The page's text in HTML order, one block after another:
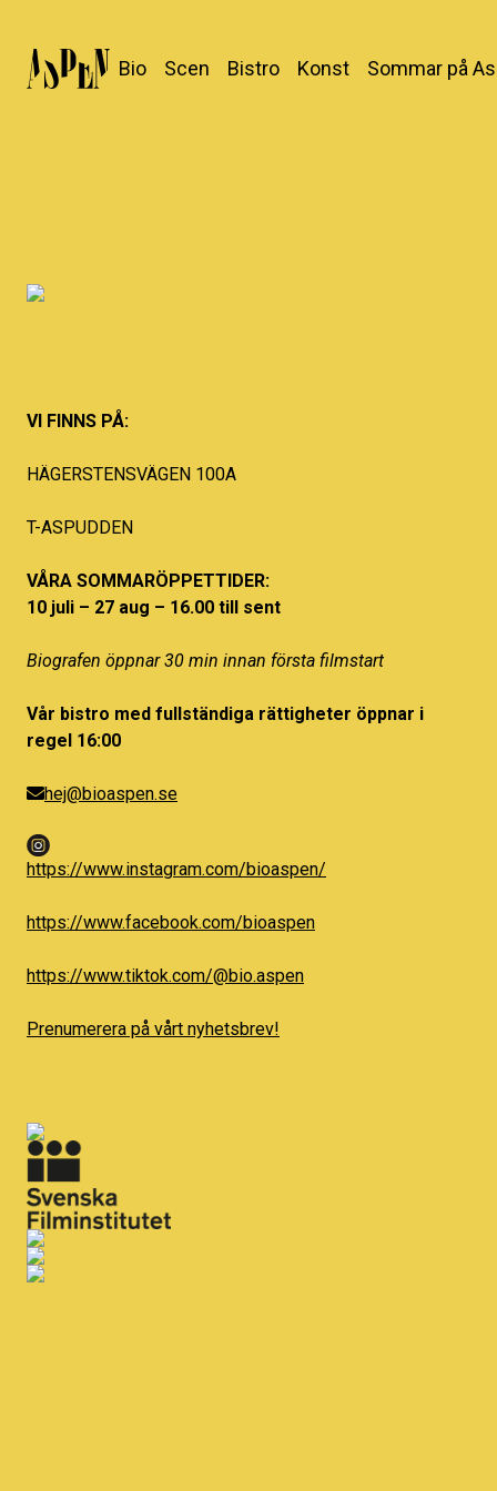
Bio Scen Bistro Konst Sommar på
VI FINNS PÅ:
HÄGERSTENSVÄGEN 100A
T-ASPUDDEN
VÅRA SOMMARÖPPETTIDER:
10 juli – 27 aug – 16.00 till sent
Biografen öppnar 30 min innan första filmstart
Vår bistro med fullständiga rättigheter öppnar i
regel 16:00
hej@bioaspen.se
https://www.instagram.com/bioaspen/
https://www.facebook.com/bioaspen
https://www.tiktok.com/@bio.aspen
Prenumerera på vårt nyhetsbrev!